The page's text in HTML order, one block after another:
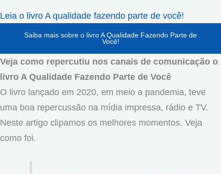
Leia o livro A qualidade fazendo parte de você!
Saiba mais sobre o livro A Qualidade Fazendo Parte de
Você!
Veja como repercutiu nos canais de comunicação o
livro A Qualidade Fazendo Parte de Você
O livro lançado em 2020, em meio a pandemia, teve
uma boa repercussão na mídia impressa, rádio e TV.
Neste artigo clipamos os melhores momentos. Veja
como foi.